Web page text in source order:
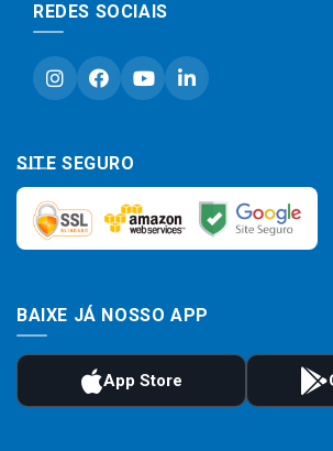
REDES SOCIAIS
SITE SEGURO
BAIXE JÁ NOSSO APP